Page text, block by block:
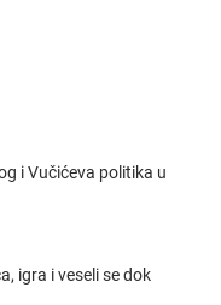
i Vučićeva politika u
igra i veseli se dok